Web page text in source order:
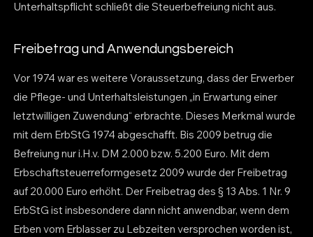
Unterhaltspflicht schließt die Steuerbefreiung nicht aus.
Freibetrag und Anwendungsbereich
Vor 1974 war es weitere Voraussetzung, dass der Erwerber
die Pflege- und Unterhaltsleistungen „in Erwartung einer
letztwilligen Zuwendung“ erbrachte. Dieses Merkmal wurde
mit dem ErbStG 1974 abgeschafft. Bis 2009 betrug die
Befreiung nur i.H.v. DM 2.000 bzw. 5.200 Euro. Mit dem
Erbschaftsteuerreformgesetz 2009 wurde der Freibetrag
auf 20.000 Euro erhöht. Der Freibetrag des § 13 Abs. 1 Nr. 9
ErbStG ist insbesondere dann nicht anwendbar, wenn dem
Erben vom Erblasser zu Lebzeiten versprochen worden ist,